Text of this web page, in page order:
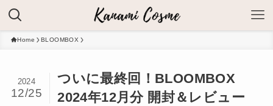
Home BLOOMBOX
ついに最終回！BLOOMBOX
2024年12月分 開封＆レビュー
2024
12/25